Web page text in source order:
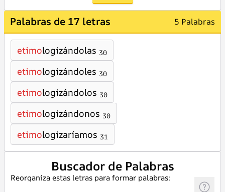
Palabras de 17 letras 5 Palabras
etimologizándolas 30
etimologizándoles 30
etimologizándolos 30
etimologizándonos 30
etimologizaríamos 31
Buscador de Palabras
Reorganiza estas letras para formar palabras: